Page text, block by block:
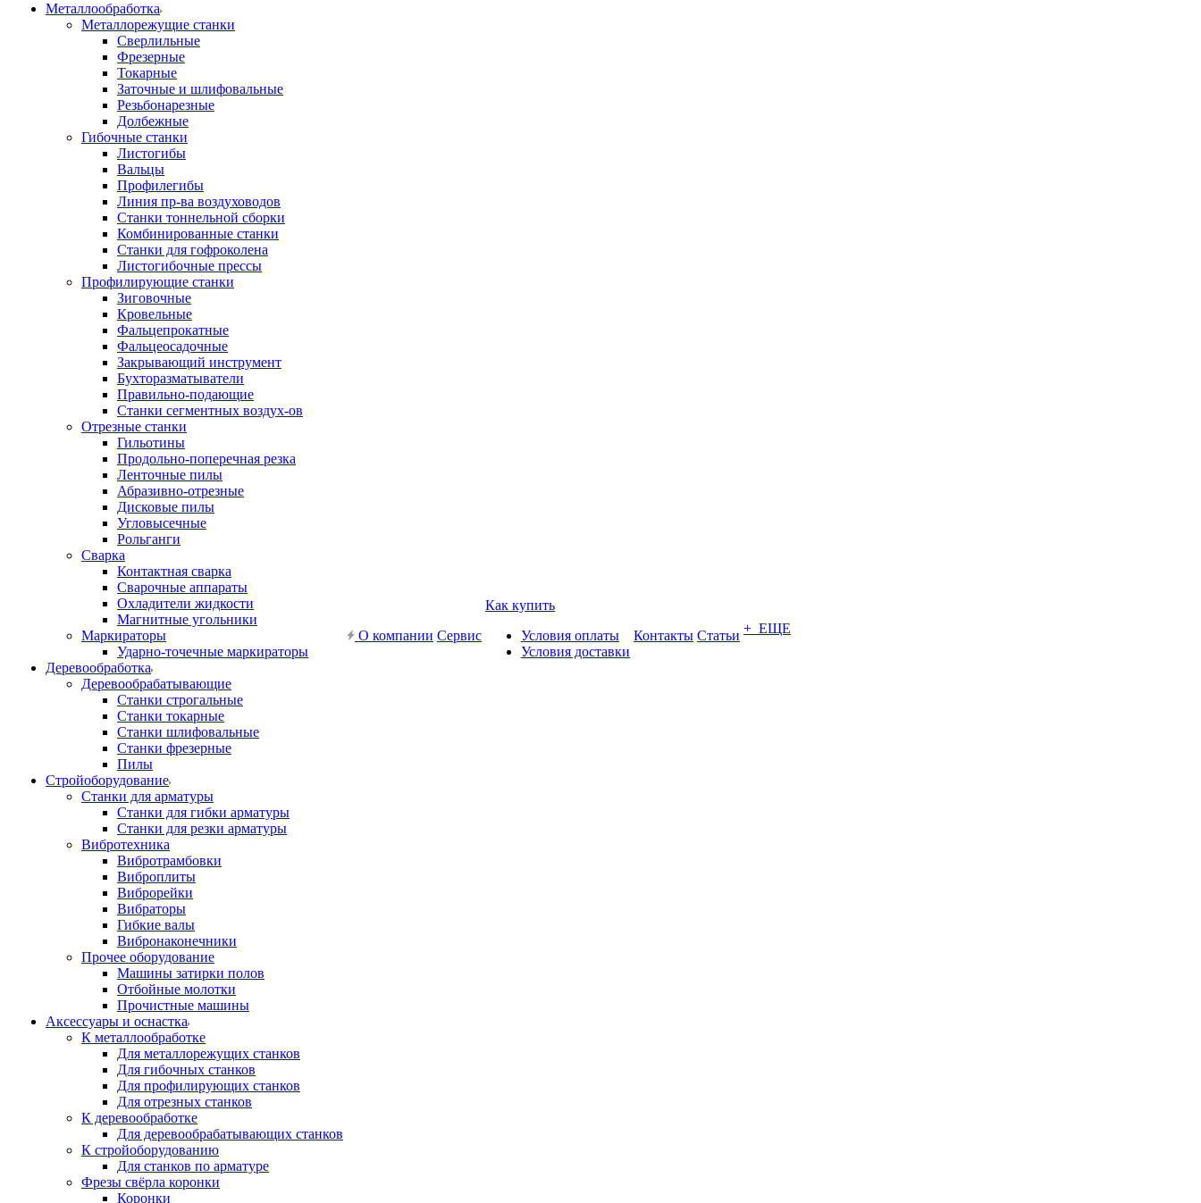
Металлообработка
Металлорежущие станки
Сверлильные
Фрезерные
Токарные
Заточные и шлифовальные
Резьбонарезные
Долбежные
Гибочные станки
Листогибы
Вальцы
Профилегибы
Линия пр-ва воздуховодов
Станки тоннельной сборки
Комбинированные станки
Станки для гофроколена
Листогибочные прессы
Профилирующие станки
Зиговочные
Кровельные
Фальцепрокатные
Фальцеосадочные
Закрывающий инструмент
Бухторазматыватели
Правильно-подающие
Станки сегментных воздух-ов
Отрезные станки
Гильотины
Продольно-поперечная резка
Ленточные пилы
Абразивно-отрезные
Дисковые пилы
Угловысечные
Рольганги
Сварка
Контактная сварка
Сварочные аппараты
Охладители жидкости
Магнитные угольники
Маркираторы
Ударно-точечные маркираторы
Деревообработка
Деревообрабатывающие
Станки строгальные
Станки токарные
Станки шлифовальные
Станки фрезерные
Пилы
Стройоборудование
Станки для арматуры
Станки для гибки арматуры
Станки для резки арматуры
Вибротехника
Вибротрамбовки
Виброплиты
Виброрейки
Вибраторы
Гибкие валы
Вибронаконечники
Прочее оборудование
Машины затирки полов
Отбойные молотки
Прочистные машины
Аксeccyapы и оснастка
К металлообработке
Для металлорежущих станков
Для гибочных станков
Для профилирующих станков
Для отрезных станков
К деревообработке
Для деревообрабатывающих станков
К стройоборудованию
Для станков по арматуре
Фрезы свёрла коронки
Коронки
О компании Сервис
Как купить
Условия оплаты
Условия доставки
Контакты Статьи + ЕЩЕ